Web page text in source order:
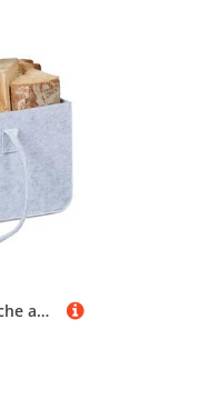
Relaxdays Kaminholztasche aus Filz, 28l Volumen, Filztasche, Tannenbaum-Motiv, für Kaminholz, Holzkorb, hellgrau/schwarz